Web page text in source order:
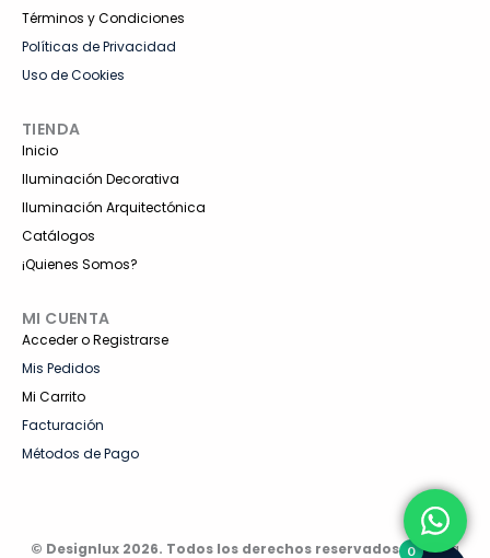
Términos y Condiciones
Políticas de Privacidad
Uso de Cookies
TIENDA
Inicio
Iluminación Decorativa
Iluminación Arquitectónica
Catálogos
¡Quienes Somos?
MI CUENTA
Acceder o Registrarse
Mis Pedidos
Mi Carrito
Facturación
Métodos de Pago
© Designlux 2026. Todos los derechos reservados.| Queda
0